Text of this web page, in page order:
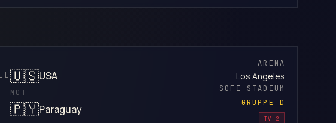
🇺🇸USA
MOT
🇵🇾Paraguay
ARENA
Los Angeles
SOFI STADIUM
GRUPPE D
TV 2